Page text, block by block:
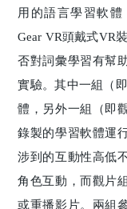
用的語言學習軟體
Gear VR頭戴式VR
否對詞彙學習有幫
實驗。其中一組（
體，另外一組（即
錄製的學習軟體運
涉到的互動性高低
角色互動，而觀片
或重播影片。兩組